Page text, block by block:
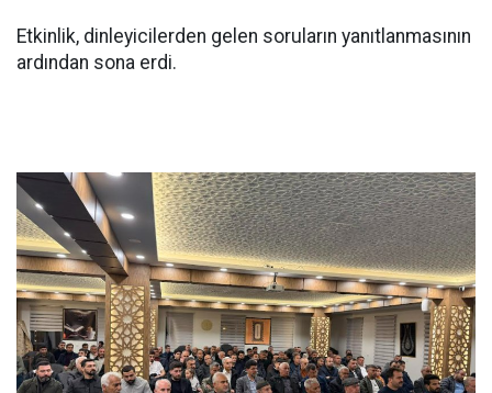
Etkinlik, dinleyicilerden gelen soruların yanıtlanmasının
ardından sona erdi.